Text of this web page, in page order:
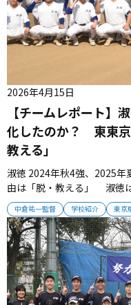
中倉祐一監督 学校紹介 東京
【チームレポート】
化したのか？ 東東京
教える」
2026年4月15日
淑徳 2024年秋4強、2025年
由は「脱・教える」 淑徳
出するなど急激に力を伸ば
って、チームに化学反応が
チーム 近年の好結果には